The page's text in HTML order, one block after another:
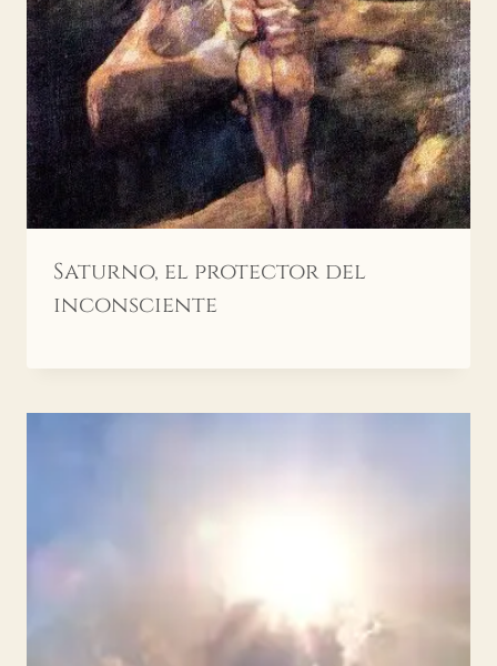
Saturno, el protector del
inconsciente